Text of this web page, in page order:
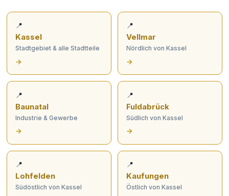
📍
Kassel
Stadtgebiet & alle Stadtteile
→
📍
Vellmar
Nördlich von Kassel
→
📍
Baunatal
Industrie & Gewerbe
→
📍
Fuldabrück
Südlich von Kassel
→
📍
Lohfelden
Südöstlich von Kassel
📍
Kaufungen
Östlich von Kassel